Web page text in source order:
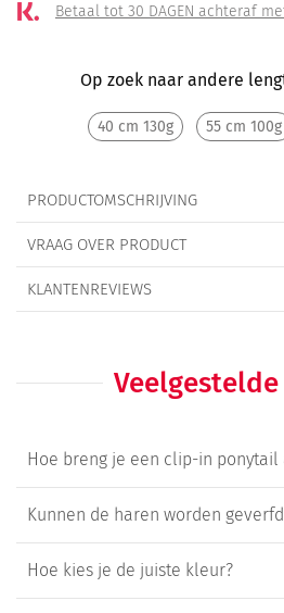
Betaal tot 30 DAGEN achteraf
Op zoek naar andere
40 cm 130g 55 cm 100g
PRODUCTOMSCHRIJVING
VRAAG OVER PRODUCT
KLANTENREVIEWS
Hoe breng je een clip-in ponytail
Kunnen de haren worden
Hoe kies je de juiste kleur?